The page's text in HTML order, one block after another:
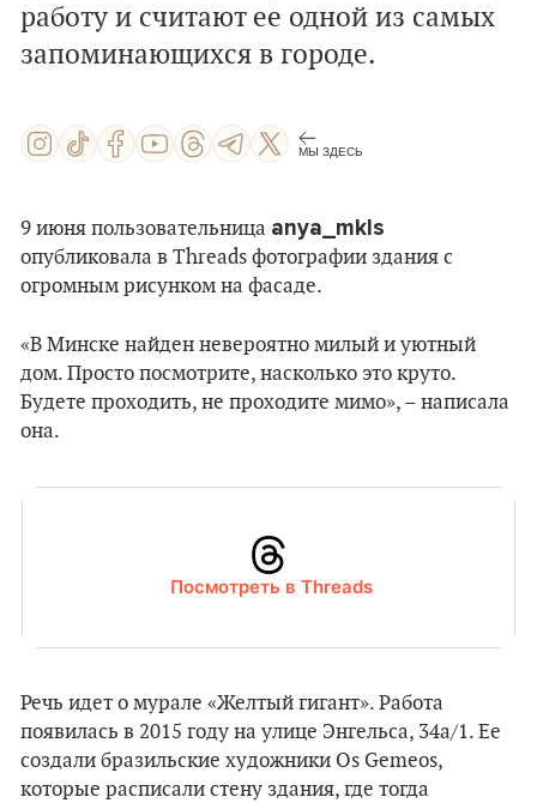
работу и считают ее одной из самых
запоминающихся в городе.
МЫ ЗДЕСЬ
9 июня пользовательница anya_mkls
опубликовала в Threads фотографии здания с
огромным рисунком на фасаде.
«В Минске найден невероятно милый и уютный
дом. Просто посмотрите, насколько это круто.
Будете проходить, не проходите мимо», – написала
она.
Посмотреть в Threads
Речь идет о мурале «Желтый гигант». Работа
появилась в 2015 году на улице Энгельса, 34а/1. Ее
создали бразильские художники Os Gemeos,
которые расписали стену здания, где тогда